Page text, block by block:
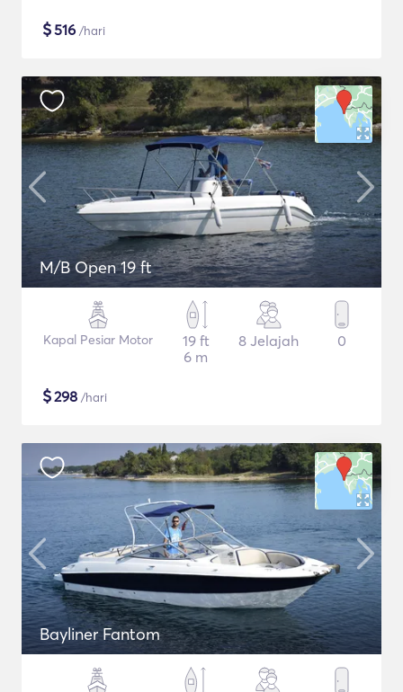
$516 /hari
M/B Open 19 ft
Kapal Pesiar Motor
19 ft
6 m
8 Jelajah 0
$298 /hari
Bayliner Fantom